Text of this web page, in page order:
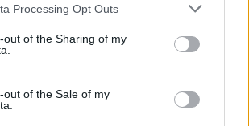
Processing Opt Outs
out of the Sharing of my
out of the Sale of my
che per ora maledicono il suo
Fantacalcio.it